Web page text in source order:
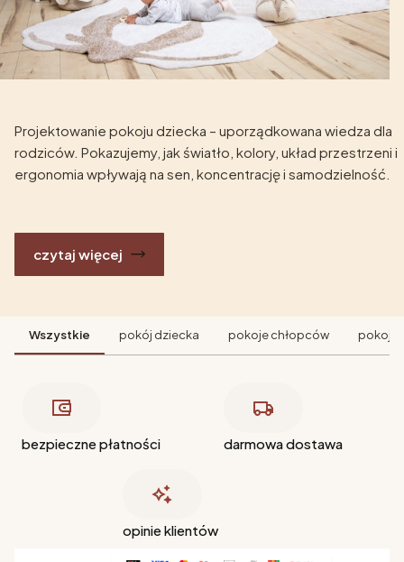
Projektowanie pokoju dziecka – uporządkowana wiedza dla
rodziców. Pokazujemy, jak światło, kolory, układ przestrzeni i
ergonomia wpływają na sen, koncentrację i samodzielność.
czytaj więcej
Wszystkie pokój dziecka pokoje chłopców pokoje
bezpieczne płatności darmowa dostawa
opinie klientów